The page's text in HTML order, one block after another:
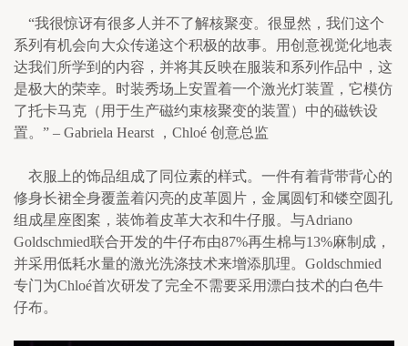
“我很惊讶有很多人并不了解核聚变。很显然，我们这个
系列有机会向大众传递这个积极的故事。用创意视觉化地表
达我们所学到的内容，并将其反映在服装和系列作品中，这
是极大的荣幸。时装秀场上安置着一个激光灯装置，它模仿
了托卡马克（用于生产磁约束核聚变的装置）中的磁铁设
置。” – Gabriela Hearst ，Chloé 创意总监
衣服上的饰品组成了同位素的样式。一件有着背带背心的
修身长裙全身覆盖着闪亮的皮革圆片，金属圆钉和镂空圆孔
组成星座图案，装饰着皮革大衣和牛仔服。与Adriano
Goldschmied联合开发的牛仔布由87%再生棉与13%麻制成，
并采用低耗水量的激光洗涤技术来增添肌理。Goldschmied
专门为Chloé首次研发了完全不需要采用漂白技术的白色牛
仔布。